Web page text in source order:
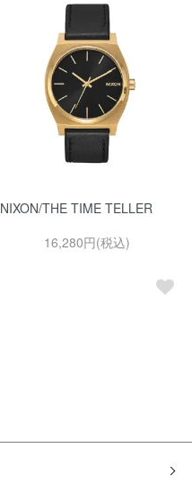
NIXON/THE TIME TELLER
16,280円(税込)